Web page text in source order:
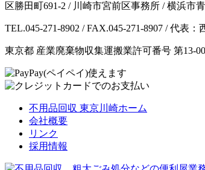
区勝田町691-2 / 川崎市宮前区事務所 / 横浜市
TEL.045-271-8902 / FAX.045-271-8907 / 代表
東京都 産業廃棄物収集運搬業許可番号 第13-
不用品回収 東京川崎ホーム
会社概要
リンク
採用情報